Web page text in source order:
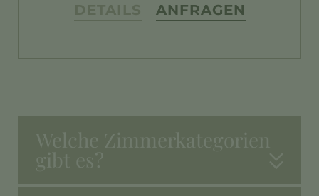
DETAILS ANFRAGEN
Welche Zimmerkategorien
gibt es?